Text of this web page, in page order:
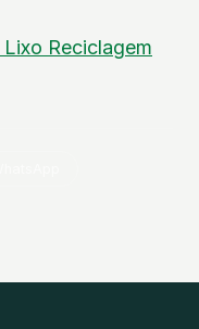
Lixo Reciclagem